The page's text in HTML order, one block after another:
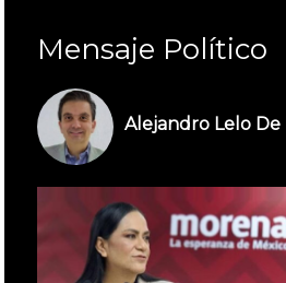
Mensaje Político
Alejandro Lelo